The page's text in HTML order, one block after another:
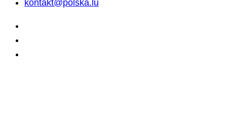
kontakt@polska.lu